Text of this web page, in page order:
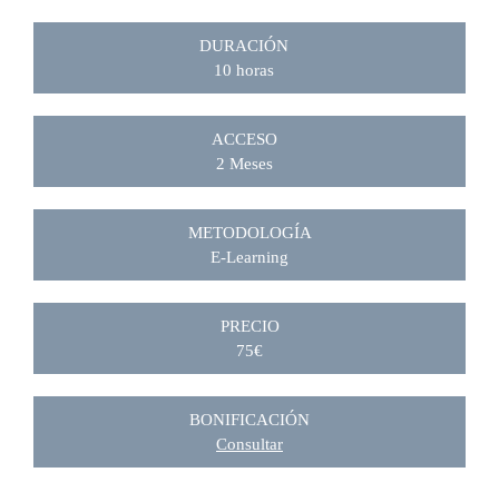
DURACIÓN
10 horas
ACCESO
2 Meses
METODOLOGÍA
E-Learning
PRECIO
75€
BONIFICACIÓN
Consultar